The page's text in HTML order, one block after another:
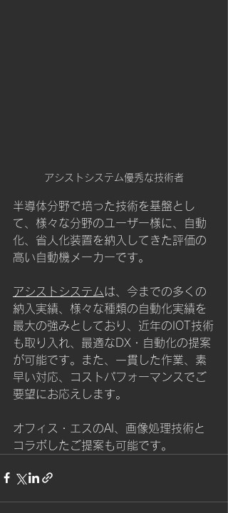
アシストシステム優秀な技術者
半導体分野で培った技術を基盤とし
て、様々な分野のユーザー様に、自動
化、省人化装置を納入してきた評価の
高い自動機メーカーです。
アシストシステムは、今までの多くの
納入実績、様々な種類の自動化実績を
最大の強みとしており、近年のIOT技術
も取り入れ、最適なDX・自動化の提案
が可能です。また、一貫した作業、素
早い対応、コストパフォーマンスでご
要望にお応えします。
オフィス・エスのAI、画像処理技術と
コラボしたご提案も可能です。